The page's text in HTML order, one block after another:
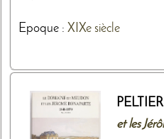
Epoque : XIXe siècle
et les